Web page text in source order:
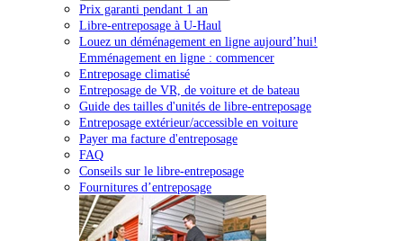
Prix garanti pendant 1 an
Libre-entreposage à U-Haul
Louez un déménagement en ligne aujourd’hui!
Emménagement en ligne : commencer
Entreposage climatisé
Entreposage de VR, de voiture et de bateau
Guide des tailles d'unités de libre-entreposage
Entreposage extérieur/accessible en voiture
Payer ma facture d'entreposage
FAQ
Conseils sur le libre-entreposage
Fournitures d’entreposage